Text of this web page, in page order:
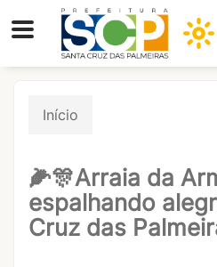
Início
🌽🎊Arraia da
espalhando
Cruz das